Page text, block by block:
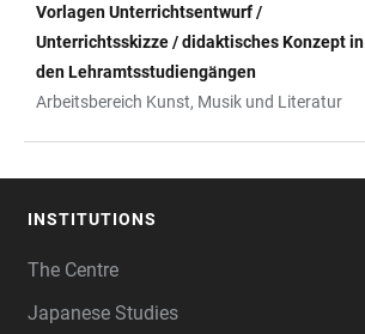
Vorlagen Unterrichtsentwurf /
Unterrichtsskizze / didaktisches Konzept in
den Lehramtsstudiengängen
Arbeitsbereich Kunst, Musik und Literatur
INSTITUTIONS
The Centre
Japanese Studies